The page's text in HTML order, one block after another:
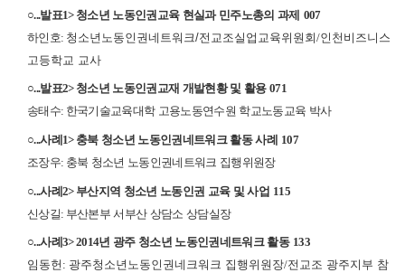
○...발표1> 청소년 노동인권교육 현실과 민주노총의 과제 007
하인호: 청소년노동인권네트워크/전교조실업교육위원회/인천비즈니스
고등학교 교사
○...발표2> 청소년 노동인권교재 개발현황 및 활용071
송태수: 한국기술교육대학 고용노동연수원 학교노동교육 박사
○...사례 1> 충북 청소년 노동인권네트워크 활동 사례 107
조장우: 충북 청소년 노동인권네트워크 집행위원장
○...사례2> 부산지역 청소년 노동인권 교육 및 사업 115
신상길: 부산본부 서부산 상담소 상담실장
○...사례3> 2014년 광주 청소년 노동인권네트워크 활동 133
임동헌 : 광주청소년노동인권네크워크 집행위원장/전교조 광주지부 참